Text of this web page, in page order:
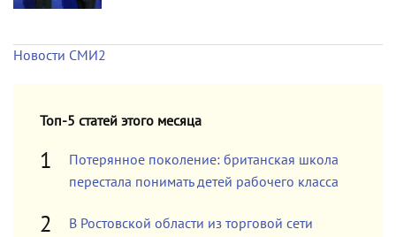
Новости СМИ2
Топ-5 статей этого месяца
Потерянное поколение: британская школа
перестала понимать детей рабочего класса
В Ростовской области из торговой сети